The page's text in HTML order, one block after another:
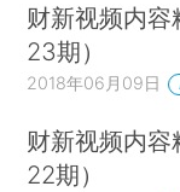
财新视频内
23期）
2018年06月09日
财新视频内
22期）